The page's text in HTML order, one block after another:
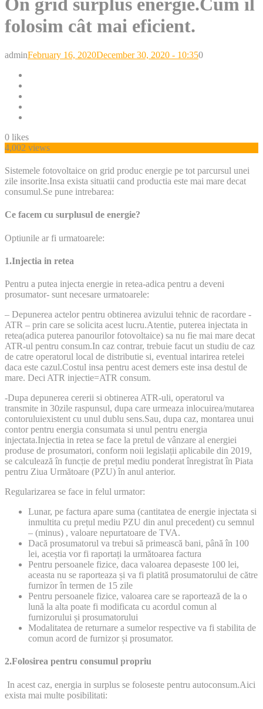
On grid surplus energie.Cum îl
folosim cât mai eficient.
adminPosted
February 16, 2020December 30, 2020 - 10:350
0 likes
4,002 views
Sistemele fotovoltaice on grid produc energie pe tot parcursul unei
zile insorite.Insa exista situatii cand productia este mai mare decat
consumul.Se pune intrebarea:
Ce facem cu surplusul de energie?
Optiunile ar fi urmatoarele:
1.Injectia in retea
Pentru a putea injecta energie in retea-adica pentru a deveni
prosumator- sunt necesare urmatoarele:
– Depunerea actelor pentru obtinerea avizului tehnic de racordare -
ATR – prin care se solicita acest lucru.Atentie, puterea injectata in
retea(adica puterea panourilor fotovoltaice) sa nu fie mai mare decat
ATR-ul pentru consum.In caz contrar, trebuie facut un studiu de caz
de catre operatorul local de distributie si, eventual intarirea retelei
daca este cazul.Costul insa pentru acest demers este insa destul de
mare. Deci ATR injectie=ATR consum.
-Dupa depunerea cererii si obtinerea ATR-uli, operatorul va
transmite in 30zile raspunsul, dupa care urmeaza inlocuirea/mutarea
contoruluiexistent cu unul dublu sens.Sau, dupa caz, montarea unui
contor pentru energia consumata si unul pentru energia
injectata.Injectia in retea se face la pretul de vânzare al energiei
produse de prosumatori, conform noii legislații aplicabile din 2019,
se calculează în funcție de prețul mediu ponderat înregistrat în Piata
pentru Ziua Următoare (PZU) în anul anterior.
Regularizarea se face in felul urmator:
Lunar, pe factura apare suma (cantitatea de energie injectata si
inmultita cu prețul mediu PZU din anul precedent) cu semnul
– (minus) , valoare nepurtatoare de TVA.
Dacă prosumatorul va trebui să primească bani, până în 100
lei, aceștia vor fi raportați la următoarea factura
Pentru persoanele fizice, daca valoarea depaseste 100 lei,
aceasta nu se raporteaza și va fi platită prosumatorului de către
furnizor în termen de 15 zile
Pentru persoanele fizice, valoarea care se raportează de la o
lună la alta poate fi modificata cu acordul comun al
furnizorului și prosumatorului
Modalitatea de returnare a sumelor respective va fi stabilita de
comun acord de furnizor și prosumator.
2.Folosirea pentru consumul propriu
In acest caz, energia in surplus se foloseste pentru autoconsum.Aici
exista mai multe posibilitati: